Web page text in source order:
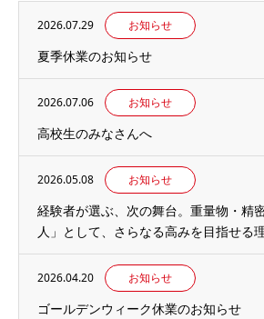
2026.07.29 お知らせ
夏季休業のお知らせ
2026.07.06 お知らせ
高校生のみなさんへ
2026.05.08 お知らせ
経験者が選ぶ、次の舞台。重量物・精
人」として、さらなる高みを目指せる
2026.04.20 お知らせ
ゴールデンウィーク休業のお知らせ